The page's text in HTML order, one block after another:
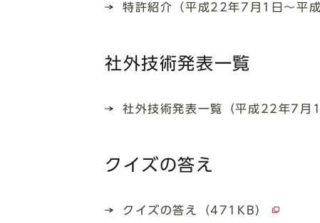
特許紹介（平成22年7月1日～平
社外技術発表一覧
社外技術発表一覧（平成22年7
クイズの答え
クイズの答え（471KB）